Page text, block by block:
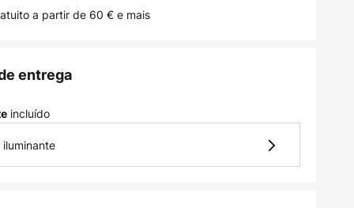
a partir de 60 € e mais
entrega
incluído
iluminante